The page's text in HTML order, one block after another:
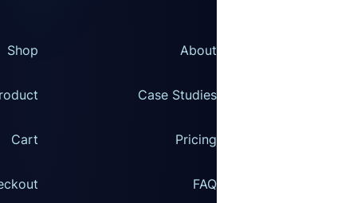
About
Case Studies
Pricing
FAQ
Shop
Cart